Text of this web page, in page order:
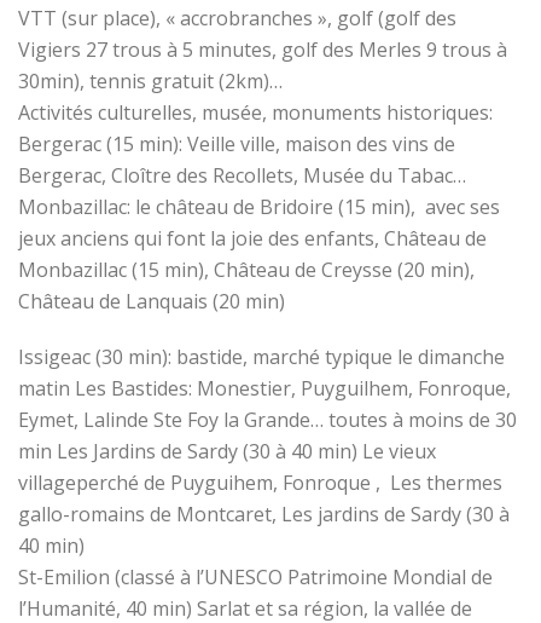
VTT (sur place), « accrobranches », golf (golf des
Vigiers 27 trous à 5 minutes, golf des Merles 9 trous à
30min), tennis gratuit (2km)…
Activités culturelles, musée, monuments historiques:
Bergerac (15 min): Veille ville, maison des vins de
Bergerac, Cloître des Recollets, Musée du Tabac…
Monbazillac: le château de Bridoire (15 min), avec ses
jeux anciens qui font la joie des enfants, Château de
Monbazillac (15 min), Château de Creysse (20 min),
Château de Lanquais (20 min)
Issigeac (30 min): bastide, marché typique le dimanche
matin Les Bastides: Monestier, Puyguilhem, Fonroque,
Eymet, Lalinde Ste Foy la Grande… toutes à moins de 30
min Les Jardins de Sardy (30 à 40 min) Le vieux
villageperché de Puyguihem, Fonroque , Les thermes
gallo-romains de Montcaret, Les jardins de Sardy (30 à
40 min)
St-Emilion (classé à l’UNESCO Patrimoine Mondial de
l’Humanité, 40 min) Sarlat et sa région, la vallée de